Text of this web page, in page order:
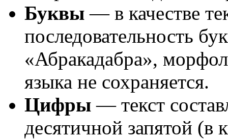
Буквы — в качестве
последовательность
«Абракадабра»,
языка не сохраняется.
Цифры — текст
десятичной запятой (в